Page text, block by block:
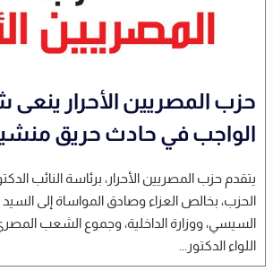
حزب المصريين الأحرار ينعى
الواجب في حادث حريق
يتقدم حزب المصريين الأحرار، برئاسة النائب
الحزب، بخالص العزاء وصادق المواساة إلى السيد
السيسي، ووزارة الداخلية، وجموع الشعب
اللواء الدكتور...